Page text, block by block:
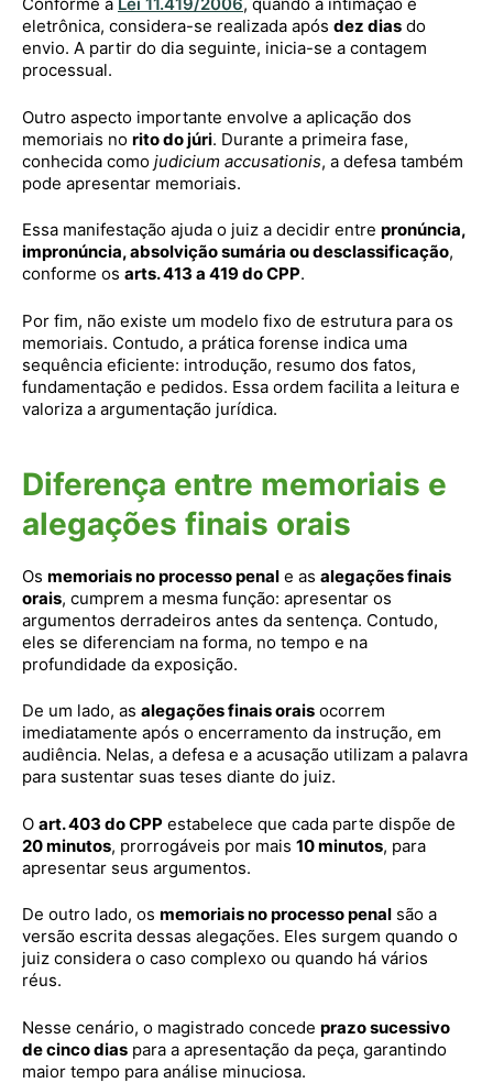
eletrônica, considera-se realizada após dez dias do
envio. A partir do dia seguinte, inicia-se a contagem
processual.
Outro aspecto importante envolve a aplicação dos
memoriais no rito do júri. Durante a primeira fase,
conhecida como judicium accusationis, a defesa também
pode apresentar memoriais.
Essa manifestação ajuda o juiz a decidir entre pronúncia,
impronúncia, absolvição sumária ou desclassificação,
conforme os arts. 413 a 419 do CPP.
Por fim, não existe um modelo fixo de estrutura para os
memoriais. Contudo, a prática forense indica uma
sequência eficiente: introdução, resumo dos fatos,
fundamentação e pedidos. Essa ordem facilita a leitura e
valoriza a argumentação jurídica.
Diferença entre memoriais e
alegações finais orais
Os memoriais no processo penal e as alegações finais
orais, cumprem a mesma função: apresentar os
argumentos derradeiros antes da sentença. Contudo,
eles se diferenciam na forma, no tempo e na
profundidade da exposição.
De um lado, as alegações finais orais ocorrem
imediatamente após o encerramento da instrução, em
audiência. Nelas, a defesa e a acusação utilizam a palavra
para sustentar suas teses diante do juiz.
O art. 403 do CPP estabelece que cada parte dispõe de
20 minutos, prorrogáveis por mais 10 minutos, para
apresentar seus argumentos.
De outro lado, os memoriais no processo penal são a
versão escrita dessas alegações. Eles surgem quando o
juiz considera o caso complexo ou quando há vários
réus.
Nesse cenário, o magistrado concede prazo sucessivo
de cinco dias para a apresentação da peça, garantindo
maior tempo para análise minuciosa.